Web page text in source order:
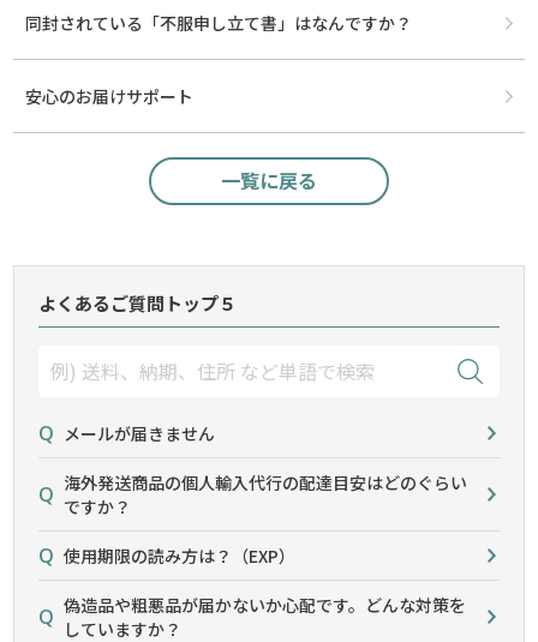
同封されている「不服申し立て書」はなんですか？
安心のお届けサポート
一覧に戻る
よくあるご質問トップ５
メールが届きません
海外発送商品の個人輸入代行の配達目安はどのぐらい
ですか？
使用期限の読み方は？（EXP）
偽造品や粗悪品が届かないか心配です。どんな対策を
していますか？